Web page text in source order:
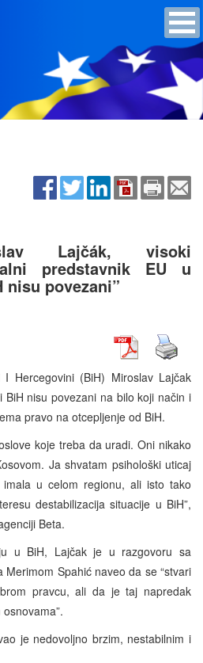
Lajčák, visoki
predstavnik EU u
nisu povezani”
Hercegovini (BiH) Miroslav Lajčak
nisu povezani na bilo koji način i
pravo na otcepljenje od BiH.
koje treba da uradi. Oni nikako
Ja shvatam psihološki uticaj
u celom regionu, ali isto tako
destabilizacija situacije u BiH”,
Beta.
u BiH, Lajčak je u razgovoru sa
Merimom Spahić naveo da se “stvari
pravcu, ali da je taj napredak
je nedovoljno brzim, nestabilnim i